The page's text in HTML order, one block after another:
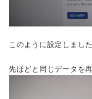
このように設定しました
先ほどと同じデータを